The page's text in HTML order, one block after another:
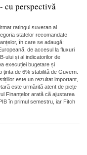
cu perspectivă
ratingul suveran al
statelor recomandate
în care se adaugă:
de accesul la fluxuri
ului și al indicatorilor de
execuției bugetare și
ținta de 6% stabilitã de Guvern.
este un rezultat important,
este urmãritã atent de piețe
Finanțelor aratã cã ajustarea
în primul semestru, iar Fitch